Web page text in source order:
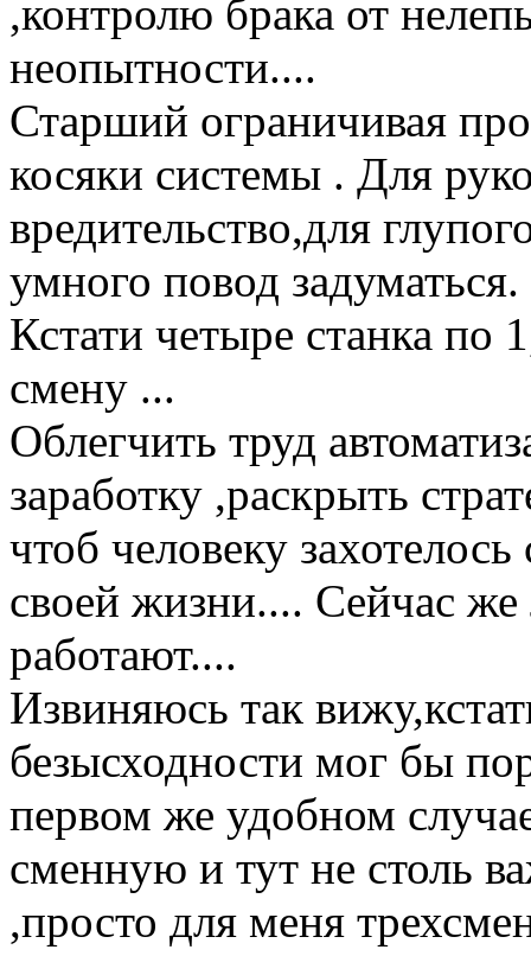
,контролю брака от
неопытности....
Старший ограничивая
косяки системы . Для
вредительство,для
умного повод задуматься.
Кстати четыре станка по
смену ...
Облегчить труд
заработку ,раскрыть
чтоб человеку
своей жизни.... Сейчас
работают....
Извиняюсь так
безысходности мог бы
первом же удобном
сменную и тут не столь
,просто для меня